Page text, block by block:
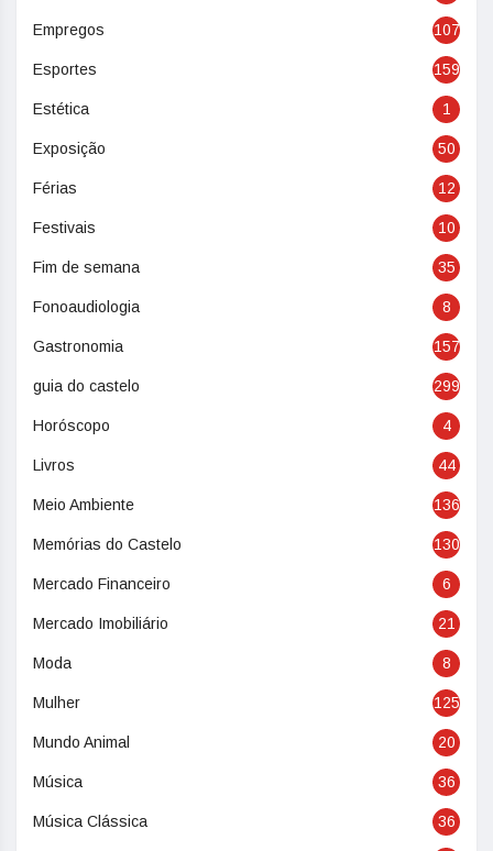
Empregos 107
Esportes 159
Estética 1
Exposição 50
Férias 12
Festivais 10
Fim de semana 35
Fonoaudiologia 8
Gastronomia 157
guia do castelo 299
Horóscopo 4
Livros 44
Meio Ambiente 136
Memórias do Castelo 130
Mercado Financeiro 6
Mercado Imobiliário 21
Moda 8
Mulher 125
Mundo Animal 20
Música 36
Música Clássica 36